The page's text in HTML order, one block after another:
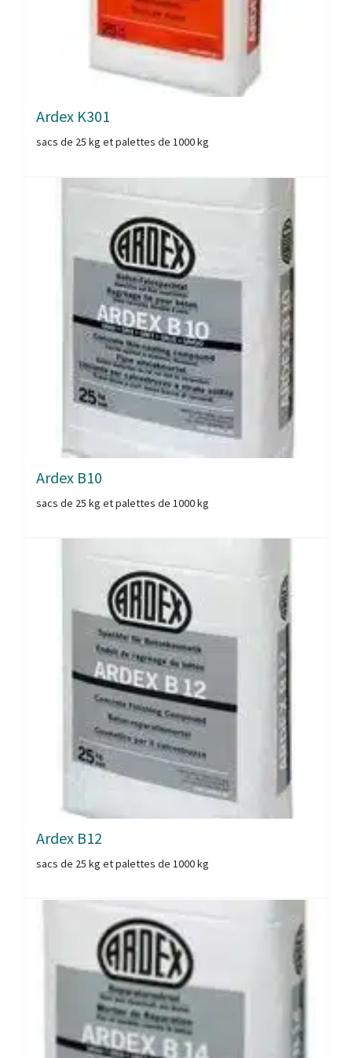
Ardex K301
sacs de 25 kg et palettes de 1000 kg
Ardex B10
sacs de 25 kg et palettes de 1000 kg
Ardex B12
sacs de 25 kg et palettes de 1000 kg